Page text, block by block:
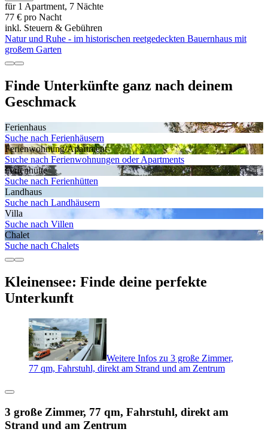
für 1 Apartment, 7 Nächte
77 € pro Nacht
inkl. Steuern & Gebühren
Natur und Ruhe - im historischen reetgedeckten Bauernhaus mit
großem Garten
Finde Unterkünfte ganz nach deinem
Geschmack
Ferienhaus
Suche nach Ferienhäusern
Ferienwohnung/Apartment
Suche nach Ferienwohnungen oder Apartments
Ferienhütte
Suche nach Ferienhütten
Landhaus
Suche nach Landhäusern
Villa
Suche nach Villen
Chalet
Suche nach Chalets
Kleinensee: Finde deine perfekte
Unterkunft
Weitere Infos zu 3 große Zimmer,
77 qm, Fahrstuhl, direkt am Strand und am Zentrum
3 große Zimmer, 77 qm, Fahrstuhl, direkt am
Strand und am Zentrum